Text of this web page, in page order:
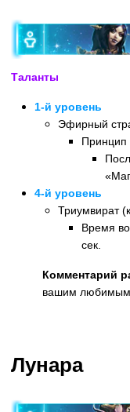
Таланты
1-й уровень
Эфирный
Принцип
4-й уровень
Триумвират
Время
сек.
Комментарий
вашим любимым
Лунара